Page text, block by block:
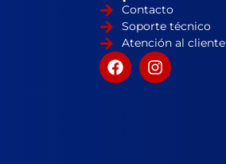
Contacto
Soporte técnico
Atención al cliente